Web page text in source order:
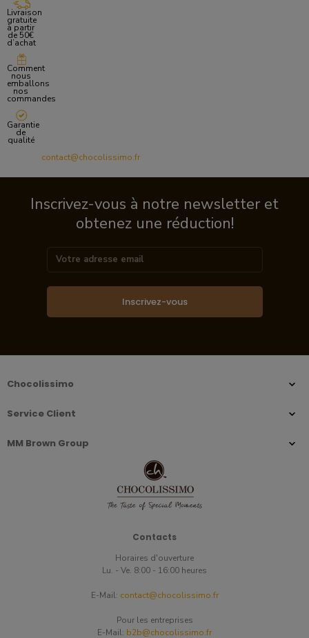
Livraison
gratuite
à partir
de 50€
d’achat
Comment
nous
emballons
nos
commandes
Garantie
de
qualité
contact@chocolissimo.fr
Inscrivez-vous à notre newsletter et
obtenez une réduction!
Inscrivez-vous
Chocolissimo
Service Client
MM Brown Group
Contacts
Horaires d'ouverture
Lu. - Ve. 8:00 - 16:00 heures
E-Mail: contact@chocolissimo.fr
Pour les entreprises
E-Mail: b2b@chocolissimo.fr